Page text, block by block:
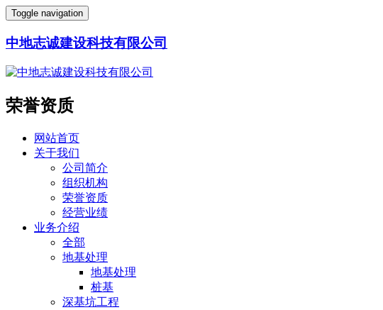
Toggle navigation
中地志诚建设科技有限公司
荣誉资质
网站首页
关于我们
公司简介
组织机构
荣誉资质
经营业绩
业务介绍
全部
地基处理
地基处理
桩基
深基坑工程